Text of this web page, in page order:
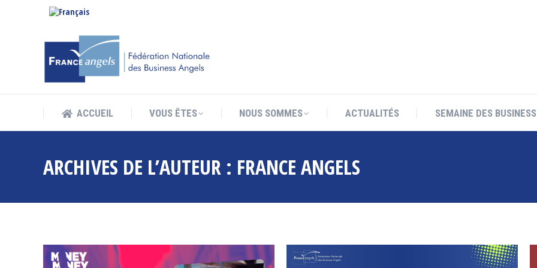
ACCUEIL VOUS ÊTES NOUS SOMMES ACTUALITÉS SEMAINE DES
ARCHIVES DE L’AUTEUR : FRANCE ANGELS
ACCUEIL